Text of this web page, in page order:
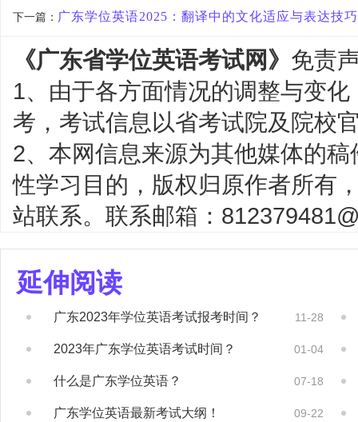
下一篇： 广东学位英语2025：翻译中的文化适应与表达技巧
《广东省学位英语考试网》 免责
1、由于各方面情况的调整与变
考，考试信息以省考试院及院校
2、本网信息来源为其他媒体的
性学习目的，版权归原作者所有
站联系。联系邮箱：
延伸阅读
广东2023年学位英语考试报考时间？ 11-28
2023年广东学位英语考试时间？ 01-04
什么是广东学位英语？ 07-18
广东学位英语最新考试大纲！ 09-22